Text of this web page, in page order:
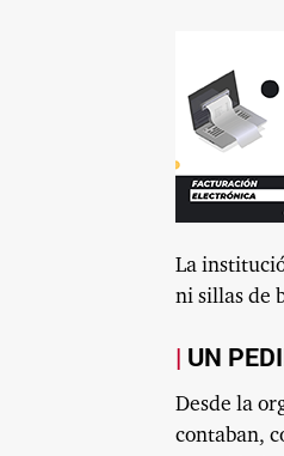
La
ni sillas de
UN
Desde la
contaban,